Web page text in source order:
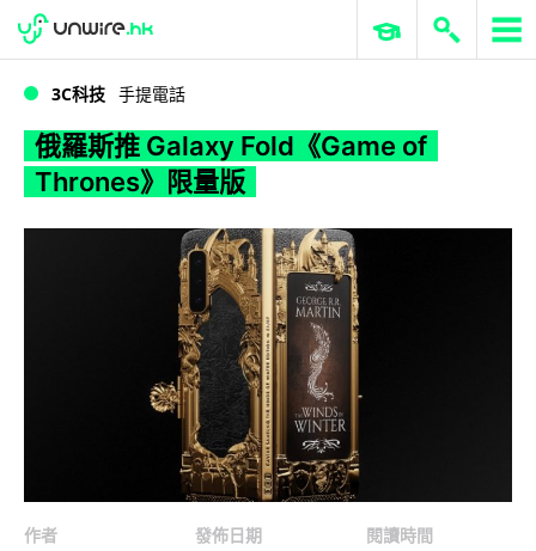
WWDC 2026 ERP 與商業 AI
3C科技 手提電話
俄羅斯推 Galaxy Fold《Game of
Thrones》限量版
作者
發佈日期
閱讀時間